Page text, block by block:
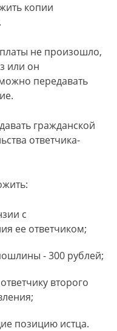
копии
не произошло,
или он
передавать
гражданской
ответчика-
с
ее ответчиком;
- 300 рублей;
второго
позицию истца.